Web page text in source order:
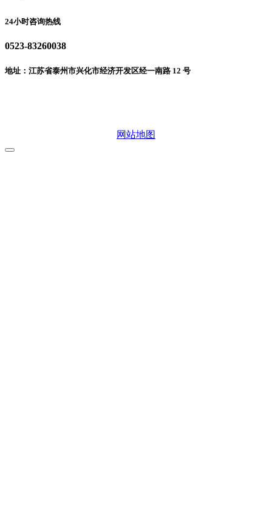
24小时咨询热线
0523-83260038
地址：江苏省泰州市兴化市经济开发区经一南路 12 号
网站地图